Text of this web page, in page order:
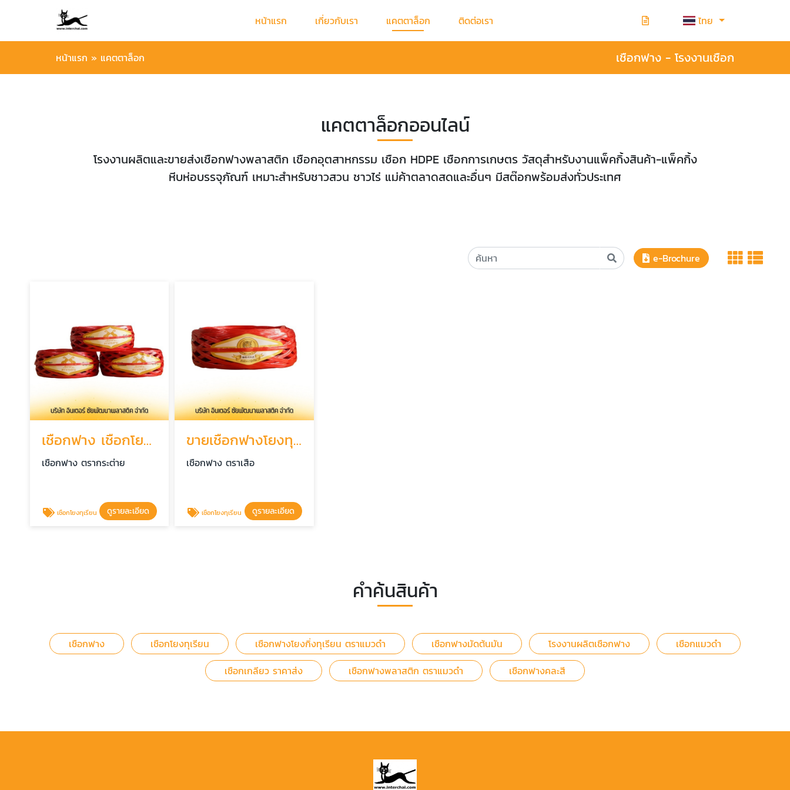
หน้าแรก เกี่ยวกับเรา แคตตาล็อก ติดต่อเรา ไทย
หน้าแรก » แคตตาล็อก เชือกฟาง - โรงงานเชือก
แคตตาล็อกออนไลน์
โรงงานผลิตและขายส่งเชือกฟางพลาสติก เชือกอุตสาหกรรม เชือก HDPE เชือกการเกษตร วัสดุสำหรับงานแพ็คกิ้งสินค้า-แพ็คกิ้ง
หีบห่อบรรจุภัณฑ์ เหมาะสำหรับชาวสวน ชาวไร่ แม่ค้าตลาดสดและอื่นๆ มีสต๊อกพร้อมส่งทั่วประเทศ
e-Brochure
เชือกฟาง เชือกโยงต้นทุเรียนราคาถูก พร้อมส่ง
เชือกฟาง ตรากระต่าย
เชือกโยงทุเรียน ดูรายละเอียด
ขายเชือกฟางโยงทุเรียน, เชือกโยงกิ่งเมล่อน
เชือกฟาง ตราเสือ
เชือกโยงทุเรียน ดูรายละเอียด
คำค้นสินค้า
เชือกฟาง เชือกโยงทุเรียน เชือกฟางโยงกิ่งทุเรียน ตราแมวดำ เชือกฟางมัดต้นมัน โรงงานผลิตเชือกฟาง
เชือกแมวดำ
เชือกเกลียว ราคาส่ง
เชือกฟางพลาสติก ตราแมวดำ เชือกฟางคละสี